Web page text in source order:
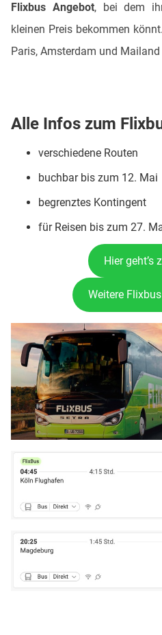
Flixbus Angebot, bei dem
kleinen Preis bekommen
Paris, Amsterdam und
Alle Infos zum
verschiedene Routen
buchbar bis zum 12. Mai
begrenztes Kontingent
für Reisen bis zum 27.
Hier geht’s
Weitere